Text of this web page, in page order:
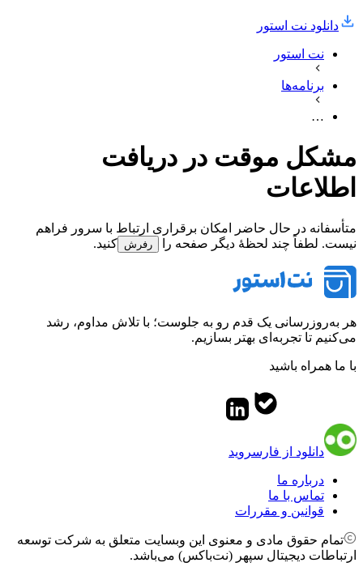
دانلود نت‌ استور
نت استور
برنامه‌ها
…
مشکل موقت در دریافت
اطلاعات
متأسفانه در حال حاضر امکان برقراری ارتباط با سرور فراهم
نیست. لطفاً چند لحظهٔ دیگر صفحه را
رفرش کنید.
هر به‌روزرسانی یک قدم رو به جلوست؛ با تلاش مداوم، رشد
می‌کنیم تا تجربه‌ای بهتر بسازیم.
با ما همراه باشید
دانلود از فارسروید
درباره ما
تماس با ما
قوانین و مقررات
تمام حقوق مادی و معنوی این وبسایت متعلق به شرکت توسعه
ارتباطات دیجیتال سپهر (نت‌باکس) می‌باشد.